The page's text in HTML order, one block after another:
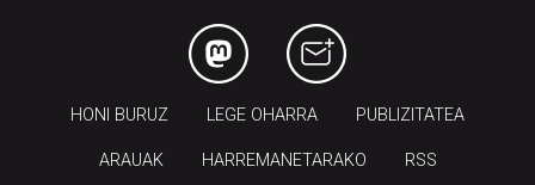
HONI BURUZ LEGE OHARRA PUBLIZITATEA
ARAUAK HARREMANETARAKO RSS